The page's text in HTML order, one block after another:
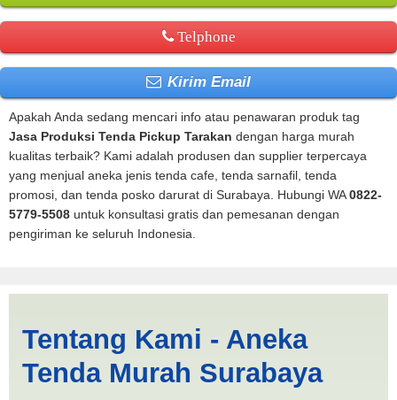
Telphone
Kirim Email
Apakah Anda sedang mencari info atau penawaran produk tag
Jasa Produksi Tenda Pickup Tarakan dengan harga murah
kualitas terbaik? Kami adalah produsen dan supplier terpercaya
yang menjual aneka jenis tenda cafe, tenda sarnafil, tenda
promosi, dan tenda posko darurat di Surabaya. Hubungi WA0822-
5779-5508 untuk konsultasi gratis dan pemesanan dengan
pengiriman ke seluruh Indonesia.
Tarakan | PRODUKSI ANEKA
TENDA MURAH
Tentang Kami - Aneka
Tenda Murah Surabaya